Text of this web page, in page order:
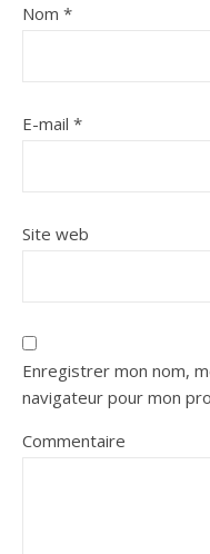
Nom *
E-mail *
Site web
Enregistrer mon nom,
navigateur pour mon
Commentaire